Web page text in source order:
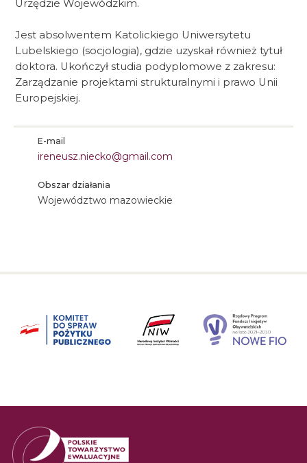
Urzędzie Wojewódzkim.
Jest absolwentem Katolickiego Uniwersytetu
Lubelskiego (socjologia), gdzie uzyskał również tytuł
doktora. Ukończył studia podyplomowe z zakresu:
Zarządzanie projektami strukturalnymi i prawo Unii
Europejskiej.
E-mail
ireneusz.niecko@gmail.com
Obszar działania
Województwo mazowieckie